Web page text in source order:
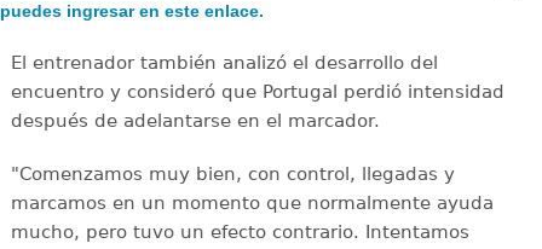
puedes ingresar en este enlace.
El entrenador también analizó el desarrollo del
encuentro y consideró que Portugal perdió intensidad
después de adelantarse en el marcador.
"Comenzamos muy bien, con control, llegadas y
marcamos en un momento que normalmente ayuda
mucho, pero tuvo un efecto contrario. Intentamos